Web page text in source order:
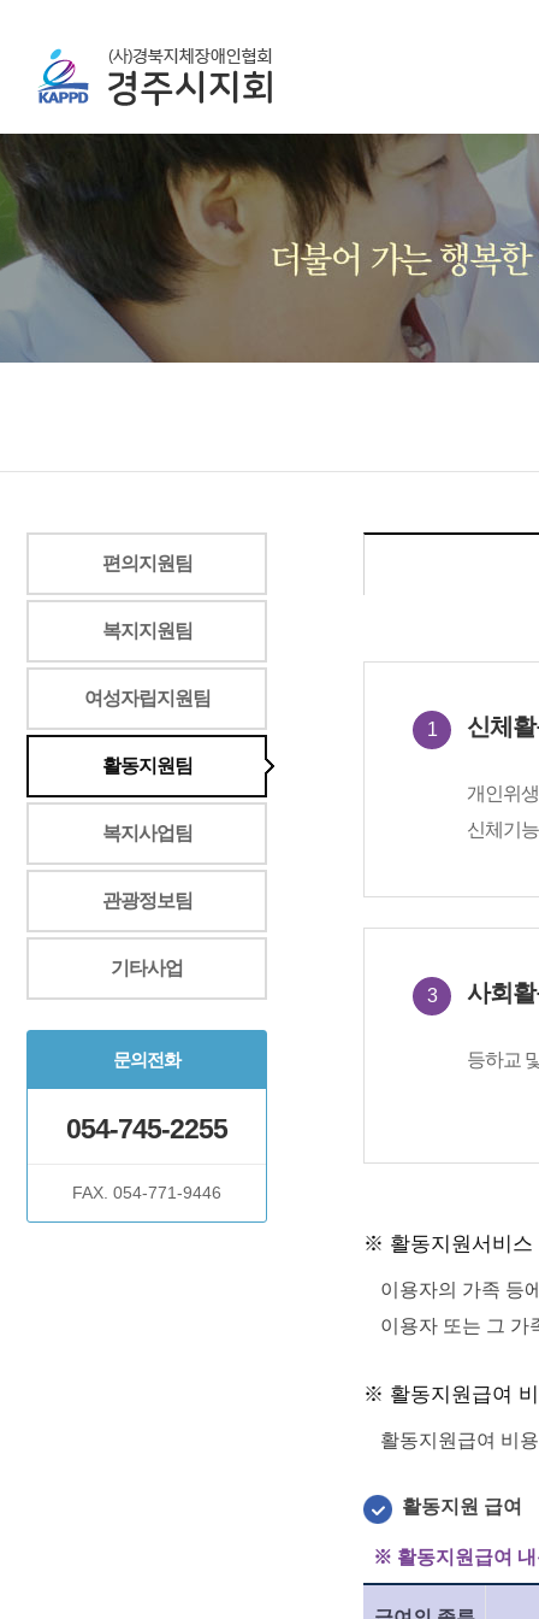
편의지원팀
복지지원팀
여성자립지원팀
활동지원팀
복지사업팀
관광정보팀
기타사업
문의전화
054-745-2255
FAX. 054-771-9446
1 신체
개인위
신체기
3 사회
등하교
※ 활동지원서비스
이용자의 가족 등
이용자 또는 그 가
※ 활동지원급여
활동지원급여 비
활동지원 급여
※ 활동지원급여